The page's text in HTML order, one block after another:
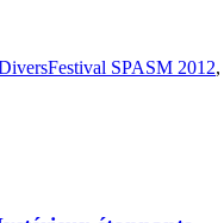
Étiquettes
Festival SPASM 2012,